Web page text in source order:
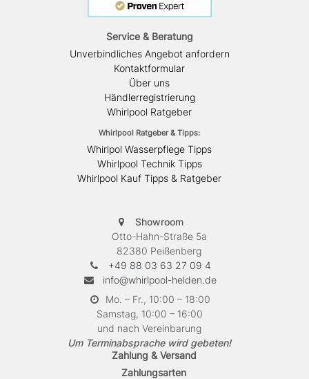
Service & Beratung
Unverbindliches Angebot anfordern
Kontaktformular
Über uns
Händlerregistrierung
Whirlpool Ratgeber
Whirlpool Ratgeber & Tipps:
Whirlpol Wasserpflege Tipps
Whirlpool Technik Tipps
Whirlpool Kauf Tipps & Ratgeber
Showroom
Otto-Hahn-Straße 5a
82380 Peißenberg
+49 88 03 63 27 09 4
info@whirlpool-helden.de
Mo. – Fr., 10:00 – 18:00
Samstag, 10:00 – 16:00
und nach Vereinbarung
Um Terminabsprache wird gebeten!
Zahlung & Versand
Zahlungsarten